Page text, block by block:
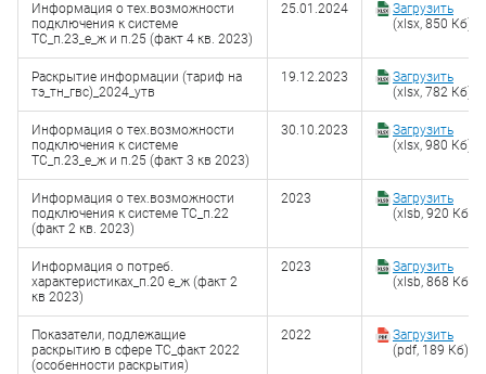
Информация о тех.возможности
подключения к системе
ТС_п.23_е_ж и п.25 (факт 4 кв. 2023)
25.01.2024
Загрузить
(xlsx, 850 Кб)
Раскрытие информации (тариф на
тэ_тн_гвс)_2024_утв
19.12.2023
Загрузить
(xlsx, 782 Кб)
Информация о тех.возможности
подключения к системе
ТС_п.23_е_ж и п.25 (факт 3 кв 2023)
30.10.2023
Загрузить
(xlsx, 980 Кб)
Информация о тех.возможности
подключения к системе ТС_п.22
(факт 2 кв. 2023)
2023
Загрузить
(xlsb, 920 Кб)
Информация о потреб.
характеристиках_п.20 е_ж (факт 2
кв 2023)
2023
Загрузить
(xlsb, 868 Кб)
Показатели, подлежащие
раскрытию в сфере ТС_факт 2022
(особенности раскрытия)
2022
Загрузить
(pdf, 189 Кб)